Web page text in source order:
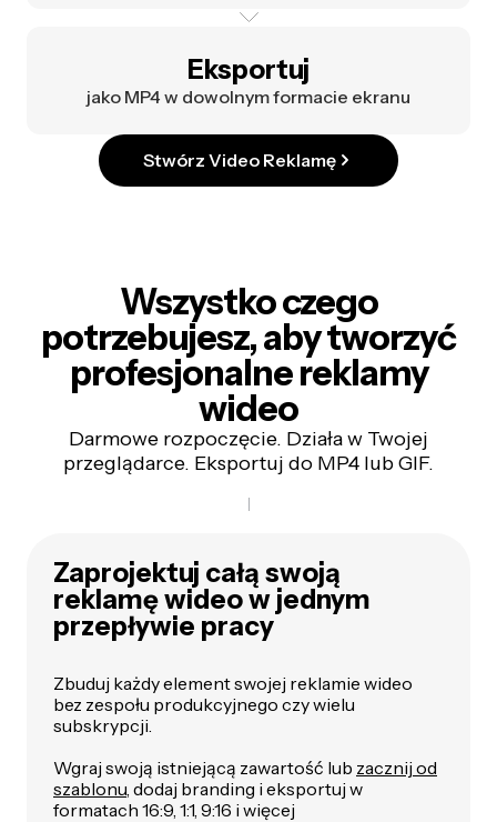
Eksportuj
jako MP4 w dowolnym formacie ekranu
Stwórz Video Reklamę
Wszystko czego
potrzebujesz, aby tworzyć
profesjonalne reklamy
wideo
Darmowe rozpoczęcie. Działa w Twojej
przeglądarce. Eksportuj do MP4 lub GIF.
Zaprojektuj całą swoją
reklamę wideo w jednym
przepływie pracy
Zbuduj każdy element swojej reklamie wideo
bez zespołu produkcyjnego czy wielu
subskrypcji.
Wgraj swoją istniejącą zawartość lub zacznij od
szablonu , dodaj branding i eksportuj w
formatach 16:9, 1:1, 9:16 i więcej